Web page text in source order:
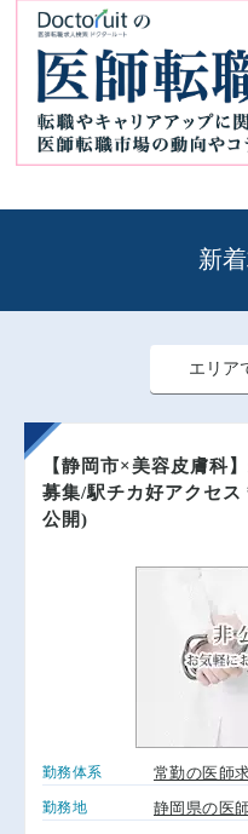
2019年7月現在は医師転職
ト、Dr.転職なびなど主要な
提携を結んでいます。 今
ただける国内最大の医師転
く順次提携サイトの医師求
掲載希望の医療機関関係者
ドクタールートはサイトの
トを通じての掲載依頼につ
承くださいますよう、宜し
ドクタールートとの提携希
すが下記問い合わせフォー
お問合せはこちら
医師求人の検索はこ
新
エリア
【静岡市×美容皮膚科
募集/駅チカ好アクセ
公開)
勤務体系 常勤の医師
勤務地 静岡県の医